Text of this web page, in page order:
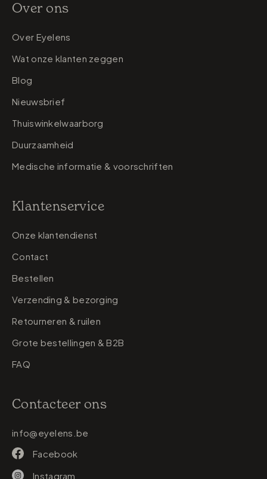
Over ons
Over Eyelens
Wat onze klanten zeggen
Blog
Nieuwsbrief
Thuiswinkelwaarborg
Duurzaamheid
Medische informatie & voorschriften
Klantenservice
Onze klantendienst
Contact
Bestellen
Verzending & bezorging
Retourneren & ruilen
Grote bestellingen & B2B
FAQ
Contacteer ons
info@eyelens.be
Facebook
Instagram